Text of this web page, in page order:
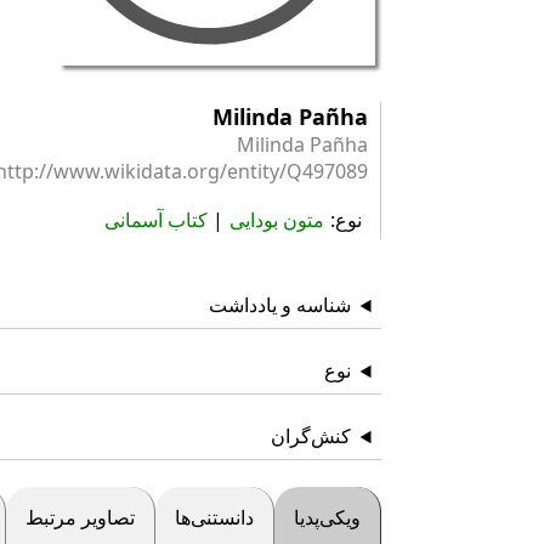
Milinda Pañha
Milinda Pañha
www.wikidata.org/entity/Q497089
نوع متون بودایی کتاب آسمانی
شناسه و یادداشت
نوع
کنش‌گران
ویکی‌پدیا دانستنی‌ها تصاویر مرتبط